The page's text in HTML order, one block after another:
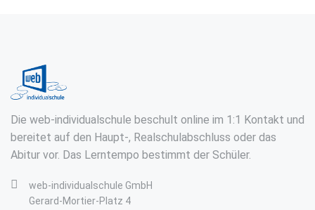
Die web-individualschule beschult online im 1:1 Kontakt und
bereitet auf den Haupt-, Realschulabschluss oder das
Abitur vor. Das Lerntempo bestimmt der Schüler.
web-individualschule GmbH
Gerard-Mortier-Platz 4